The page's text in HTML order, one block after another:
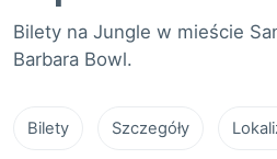
Bilety na Jungle w mieście
Barbara Bowl.
Bilety Szczegóły